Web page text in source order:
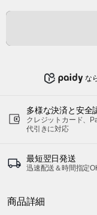
な
多様な決済と安全
クレジットカード、
代引きに対応
最短翌日発送
迅速配送＆時間指定
商品詳細